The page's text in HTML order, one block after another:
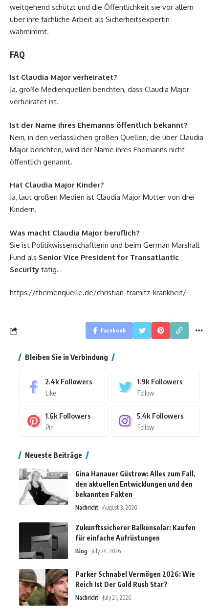
weitgehend schützt und die Öffentlichkeit sie vor allem
über ihre fachliche Arbeit als Sicherheitsexpertin
wahrnimmt.
FAQ
Ist Claudia Major verheiratet?
Ja, große Medienquellen berichten, dass Claudia Major
verheiratet ist.
Ist der Name ihres Ehemanns öffentlich bekannt?
Nein, in den verlässlichen großen Quellen, die über Claudia
Major berichten, wird der Name ihres Ehemanns nicht
öffentlich genannt.
Hat Claudia Major Kinder?
Ja, laut großen Medien ist Claudia Major Mutter von drei
Kindern.
Was macht Claudia Major beruflich?
Sie ist Politikwissenschaftlerin und beim German Marshall
Fund als Senior Vice President for Transatlantic
Security tätig.
https://themenquelle.de/christian-tramitz-krankheit/
Facebook
Bleiben Sie in Verbindung
2.4k Followers
Like
1.9k Followers
Follow
1.6k Followers
Pin
5.4k Followers
Follow
Neueste Beiträge
Gina Hanauer Güstrow: Alles zum Fall,
den aktuellen Entwicklungen und den
bekannten Fakten
Nachricht August 3, 2026
Zukunftssicherer Balkonsolar: Kaufen
für einfache Aufrüstungen
Blog July 24, 2026
Parker Schnabel Vermögen 2026: Wie
Reich Ist Der Gold Rush Star?
Nachricht July 21, 2026